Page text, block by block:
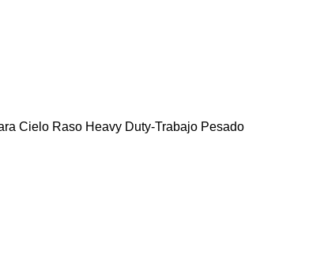
Cielo Raso Heavy Duty-Trabajo Pesado